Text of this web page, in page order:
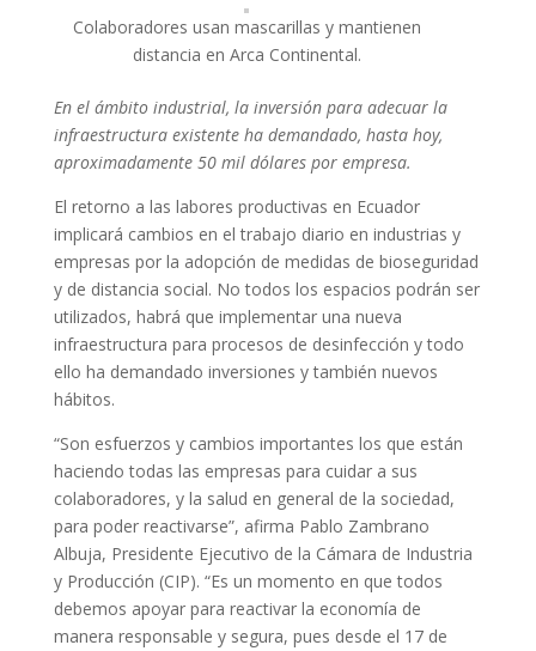
Colaboradores usan mascarillas y mantienen
distancia en Arca Continental.
En el ámbito industrial, la inversión para adecuar la
infraestructura existente ha demandado, hasta hoy,
aproximadamente 50 mil dólares por empresa.
El retorno a las labores productivas en Ecuador
implicará cambios en el trabajo diario en industrias y
empresas por la adopción de medidas de bioseguridad
y de distancia social. No todos los espacios podrán ser
utilizados, habrá que implementar una nueva
infraestructura para procesos de desinfección y todo
ello ha demandado inversiones y también nuevos
hábitos.
“Son esfuerzos y cambios importantes los que están
haciendo todas las empresas para cuidar a sus
colaboradores, y la salud en general de la sociedad,
para poder reactivarse”, afirma Pablo Zambrano
Albuja, Presidente Ejecutivo de la Cámara de Industria
y Producción (CIP). “Es un momento en que todos
debemos apoyar para reactivar la economía de
manera responsable y segura, pues desde el 17 de